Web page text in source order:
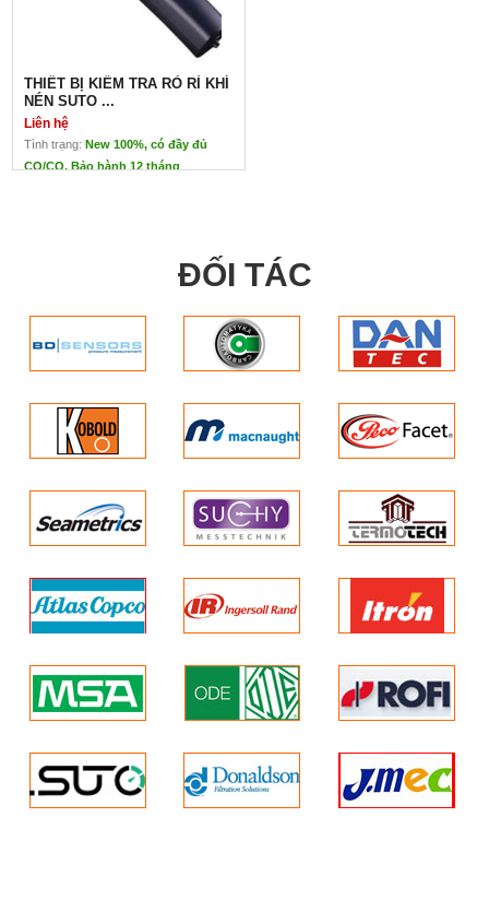
THIẾT BỊ KIỂM TRA RÒ RỈ KHÍ
NÉN SUTO ...
Liên hệ
Tình trạng: New 100%, có đầy đủ
CO/CQ. Bảo hành 12 tháng
Thiết Bị Đo Rò Rỉ Khí Nén S530 Suto
Thông số kỹ thuật:
Tần số làm việc : 40 kHz ± 2 kHz
2) jack cắm 3,5 mm cho cảm biến kéo dài
3) Màn hình LCD, thang hiển thị âm thanh 10 cấp độ
Nhiệt độ làm việc : + 10 ° C đến + 45 ° C (khuyến nghị)
Trọng lượng :  2,5 kg (bộ đầy đủ bao gồm vali)
ĐỐI TÁC